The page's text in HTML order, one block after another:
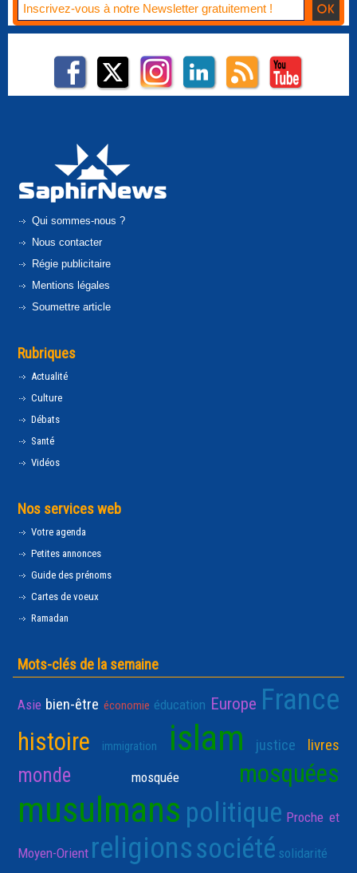
Qui sommes-nous ?
Nous contacter
Régie publicitaire
Mentions légales
Soumettre article
Rubriques
Actualité
Culture
Débats
Santé
Vidéos
Nos services web
Votre agenda
Petites annonces
Guide des prénoms
Cartes de voeux
Ramadan
Mots-clés de la semaine
Asie bien-être économie éducation Europe France
histoire immigration islam justice livres
monde mosquée mosquées
musulmans politique Proche et
Moyen-Orient religionssociété solidarité